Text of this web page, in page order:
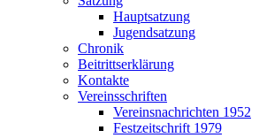
Hauptsatzung
Jugendsatzung
Chronik
Beitrittserklärung
Kontakte
Vereinsschriften
Vereinsnachrichten 1952
Festzeitschrift 1979